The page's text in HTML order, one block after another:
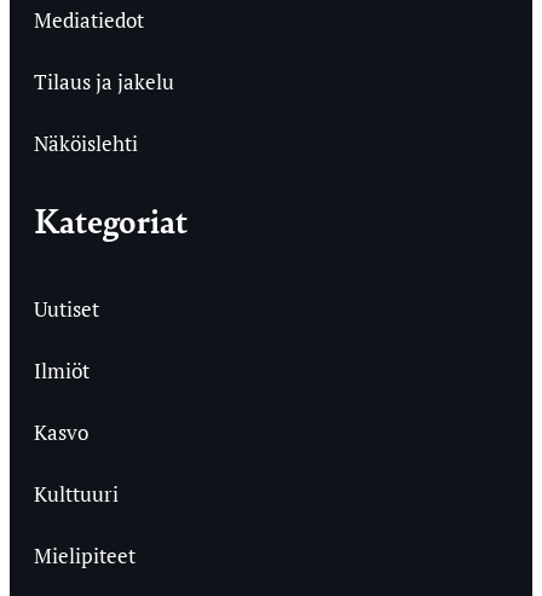
Mediatiedot
Tilaus ja jakelu
Näköislehti
Kategoriat
Uutiset
Ilmiöt
Kasvo
Kulttuuri
Mielipiteet